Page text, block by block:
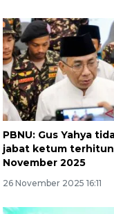
PBNU: Gus Yahya
jabat ketum
November 2025
26 November 2025 16:11